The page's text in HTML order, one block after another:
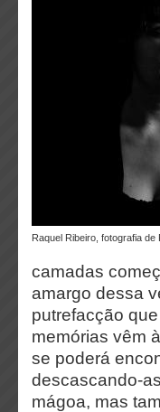
Raquel Ribeiro, fotografia
camadas
amargo dessa
putrefacção
memórias vêm
se poderá
descascando-
mágoa, mas